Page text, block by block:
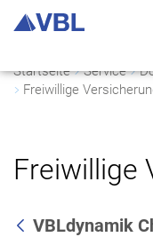
Startseite Service
Freiwillige
Freiwillige
VBLdynamik